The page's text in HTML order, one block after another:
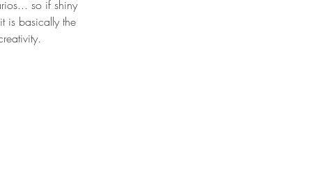
so if shiny
is basically the